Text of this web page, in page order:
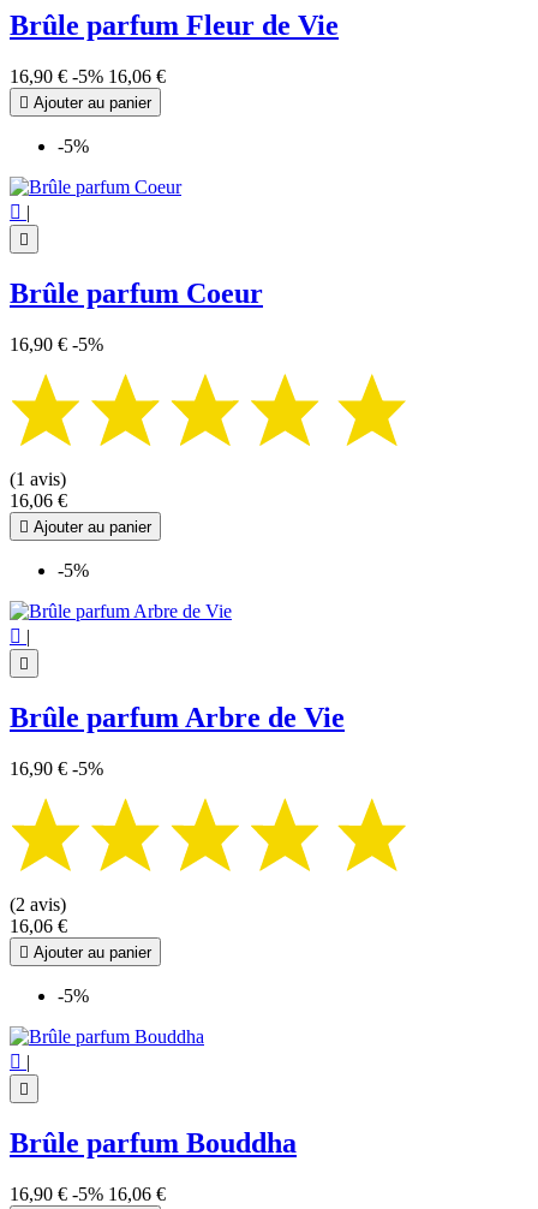
Brûle parfum Fleur de Vie
16,90 € -5% 16,06 €
 Ajouter au panier
-5%
 |

Brûle parfum Coeur
16,90 € -5%
(1 avis)
16,06 €
 Ajouter au panier
-5%
 |

Brûle parfum Arbre de Vie
16,90 € -5%
(2 avis)
16,06 €
 Ajouter au panier
-5%
 |

Brûle parfum Bouddha
16,90 € -5% 16,06 €